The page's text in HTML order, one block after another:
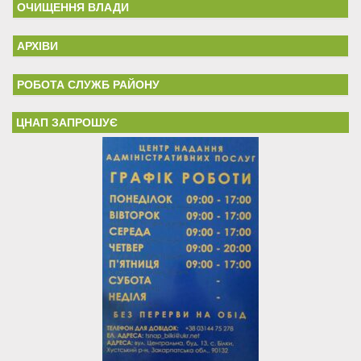
ОЧИЩЕННЯ ВЛАДИ
АРХІВИ
РОБОТА СЛУЖБ РАЙОНУ
ЦНАП ЗАПРОШУЄ